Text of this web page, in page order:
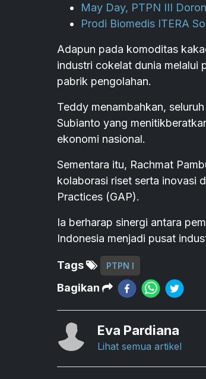
May Day, PTPN III
Prodi Biomedis ITERA
Adapun pada komoditas
industri cokelat dunia melalui
pabrik pengolahan.
Teddy menambahkan,
Subianto yang
ekonomi nasional.
Sementara itu, Rachmat
kolaborasi riset serta inovasi
Practices (GAP).
Ia berharap sinergi antara
Indonesia menjadi pusat
Tags PTPN I
Bagikan
Eva Pardiana
Lihat semua artikel